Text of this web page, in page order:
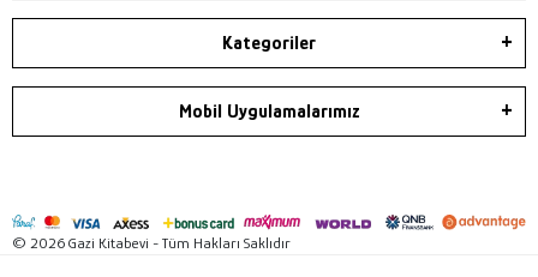
Kategoriler
Mobil Uygulamalarımız
© 2026 Gazi Kitabevi - Tüm Hakları Saklıdır